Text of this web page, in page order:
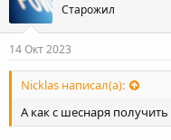
Старожил
14 Окт 2023
Nicklas написал(а):
А как с шеснаря получить